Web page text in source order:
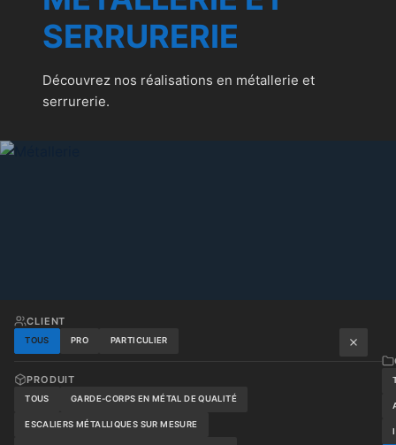
SERRURERIE
Découvrez nos réalisations en métallerie et
serrurerie.
CLIENT
TOUS PRO PARTICULIER
PRODUIT
TOUS GARDE-CORPS EN MÉTAL DE QUALITÉ
ESCALIERS MÉTALLIQUES SUR MESURE